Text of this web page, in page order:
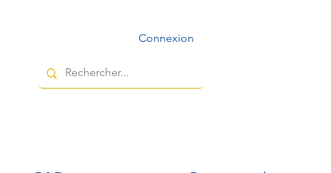
Connexion